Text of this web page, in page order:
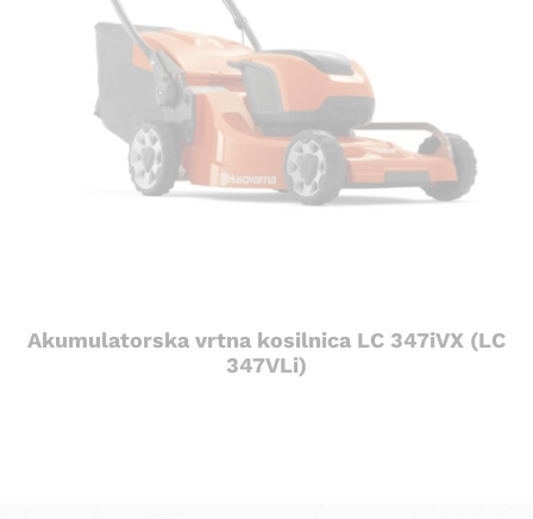
Akumulatorska vrtna kosilnica LC 347iVX (LC
347VLi)